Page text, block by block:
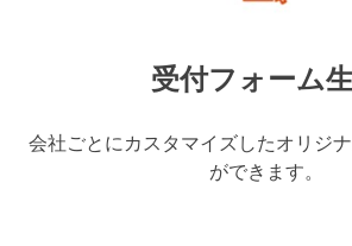
受付フォーム
会社ごとにカスタマイズしたオリジ
ができます。